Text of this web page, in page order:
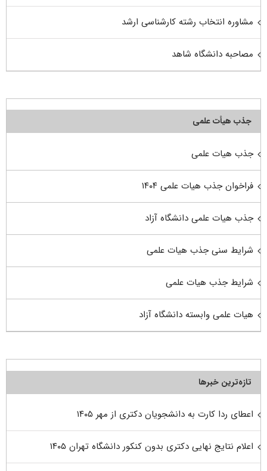
مشاوره انتخاب رشته کارشناسی ارشد
مصاحبه دانشگاه شاهد
جذب هیأت علمی
جذب هیات علمی
فراخوان جذب هیات علمی ۱۴۰۴
جذب هیات علمی دانشگاه آزاد
شرایط سنی جذب هیات علمی
شرایط جذب هیات علمی
هیات علمی وابسته دانشگاه آزاد
تازه‌ترین خبرها
اعطای ردا کارت به دانشجویان دکتری از مهر ۱۴۰۵
اعلام نتایج نهایی دکتری بدون کنکور دانشگاه تهران ۱۴۰۵